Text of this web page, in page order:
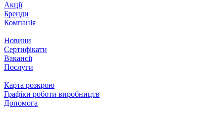
Акції
Бренди
Компанія
Новини
Сертифікати
Вакансії
Послуги
Карта розкрою
Графіки роботи виробництв
Допомога